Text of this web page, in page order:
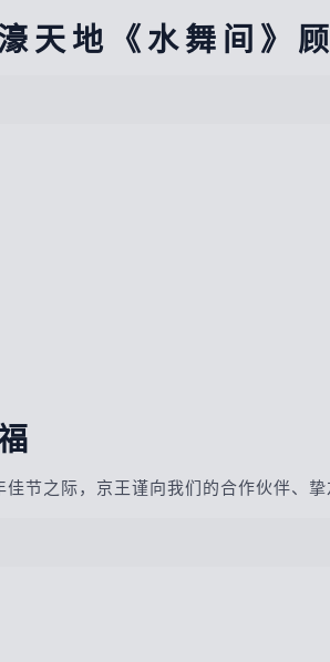
天地《水舞间》
佳节之际，京王谨向我们的合作伙伴、挚